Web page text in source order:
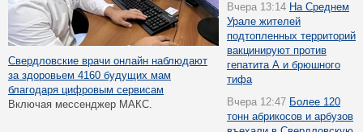
Свердловские врачи онлайн наблюдают
за здоровьем 4160 будущих мам
благодаря цифровым сервисам
Включая мессенджер МАКС.
Вчера 13:14 На Среднем
Урале жителей
подтопленных территорий
вакцинируют против
гепатита А и брюшного
тифа
Вчера 12:47 Более 120
тонн абрикосов и арбузов